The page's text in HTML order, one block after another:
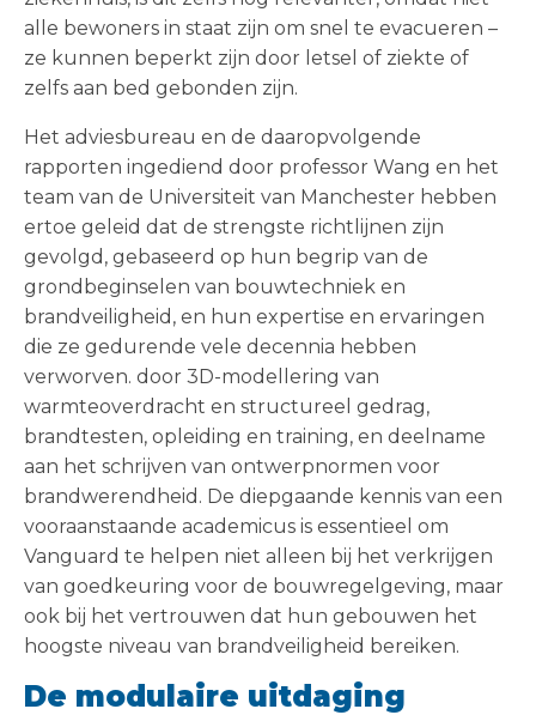
alle bewoners in staat zijn om snel te evacueren –
ze kunnen beperkt zijn door letsel of ziekte of
zelfs aan bed gebonden zijn.
Het adviesbureau en de daaropvolgende
rapporten ingediend door professor Wang en het
team van de Universiteit van Manchester hebben
ertoe geleid dat de strengste richtlijnen zijn
gevolgd, gebaseerd op hun begrip van de
grondbeginselen van bouwtechniek en
brandveiligheid, en hun expertise en ervaringen
die ze gedurende vele decennia hebben
verworven. door 3D-modellering van
warmteoverdracht en structureel gedrag,
brandtesten, opleiding en training, en deelname
aan het schrijven van ontwerpnormen voor
brandwerendheid. De diepgaande kennis van een
vooraanstaande academicus is essentieel om
Vanguard te helpen niet alleen bij het verkrijgen
van goedkeuring voor de bouwregelgeving, maar
ook bij het vertrouwen dat hun gebouwen het
hoogste niveau van brandveiligheid bereiken.
De modulaire uitdaging